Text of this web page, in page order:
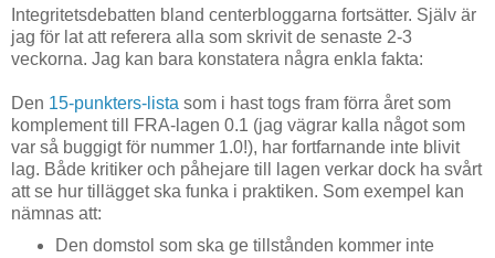
Integritetsdebatten bland centerbloggarna fortsätter. Själv är
jag för lat att referera alla som skrivit de senaste 2-3
veckorna. Jag kan bara konstatera några enkla fakta:
Den 15-punkters-lista som i hast togs fram förra året som
komplement till FRA-lagen 0.1 (jag vägrar kalla något som
var så buggigt för nummer 1.0!), har fortfarnande inte blivit
lag. Både kritiker och påhejare till lagen verkar dock ha svårt
att se hur tillägget ska funka i praktiken. Som exempel kan
nämnas att:
Den domstol som ska ge tillstånden kommer inte